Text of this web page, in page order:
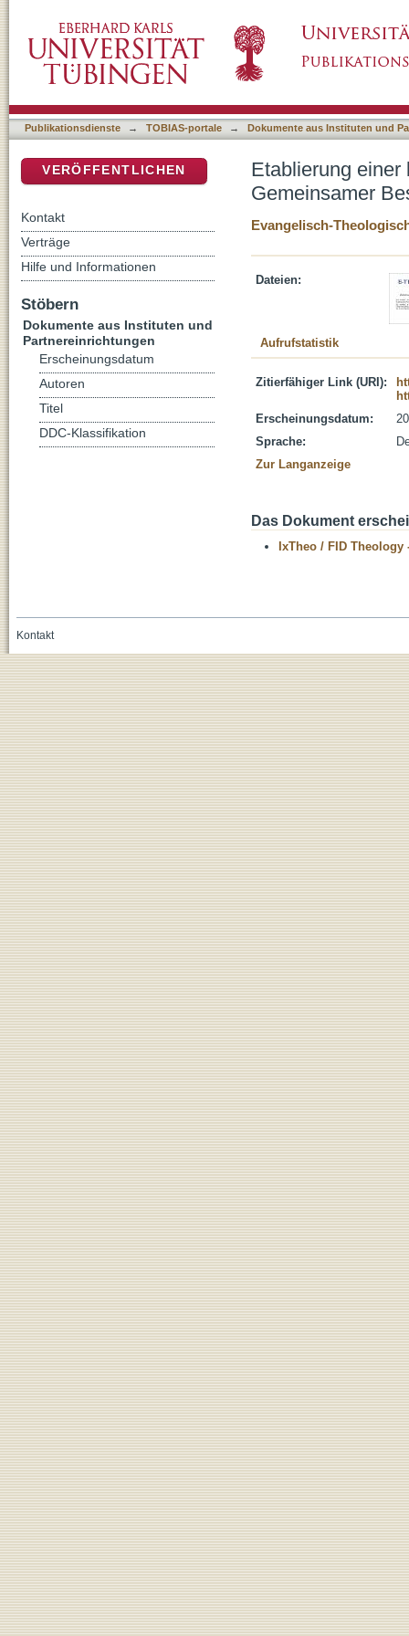
Rostock 2019
Publikationsdienste → TOBIAS-portale → Dokumente aus Instituten und
Etablierung einer
Gemeinsamer
Evangelisch-
Dateien:
Aufrufstatistik
Zitierfähiger Link (URI):
Erscheinungsdatum:
Sprache:
Zur Langanzeige
Das Dokument
IxTheo / FID Theology
VERÖFFENTLICHEN
Kontakt
Verträge
Hilfe und Informationen
Stöbern
Dokumente aus Instituten und
Partnereinrichtungen
Erscheinungsdatum
Autoren
Titel
DDC-Klassifikation
Kontakt